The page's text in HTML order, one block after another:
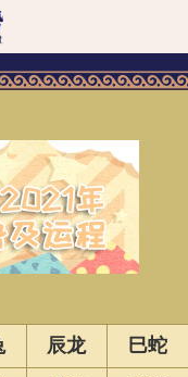
辰龙
巳蛇